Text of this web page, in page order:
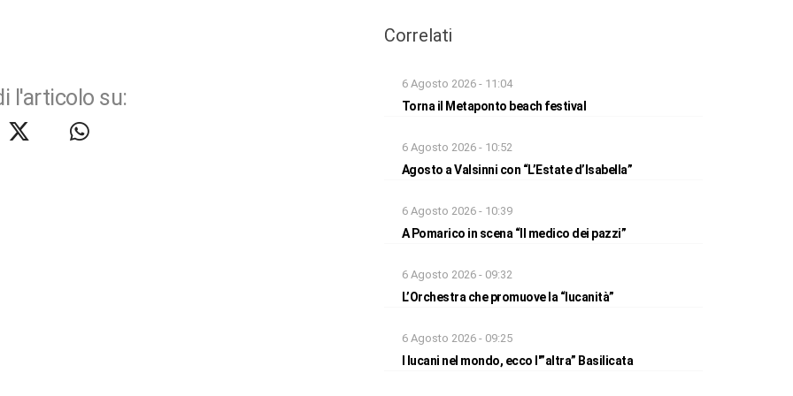
l'articolo su:
Correlati
6 Agosto 2026 - 11:04
Torna il Metaponto beach festival
6 Agosto 2026 - 10:52
Agosto a Valsinni con “L’Estate d’Isabella”
6 Agosto 2026 - 10:39
A Pomarico in scena “Il medico dei pazzi”
6 Agosto 2026 - 09:32
L’Orchestra che promuove la “lucanità”
6 Agosto 2026 - 09:25
I lucani nel mondo, ecco l'”altra” Basilicata